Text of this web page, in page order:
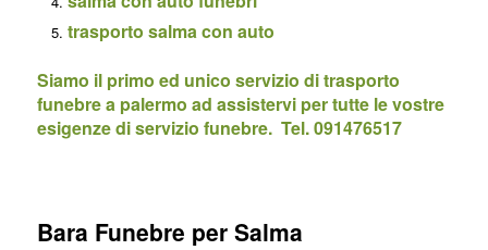
trasporto salma con auto
Siamo il primo ed unico servizio di trasporto
funebre a palermo ad assistervi per tutte le vostre
esigenze di servizio funebre. Tel. 091476517
Bara Funebre per Salma